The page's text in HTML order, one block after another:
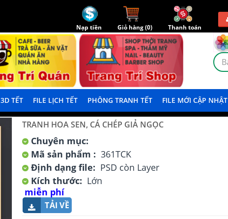
Nạp tiền Giỏ hàng (0) Thanh toán
3D TẾT FILE LỊCH TẾT PHÔNG TRANH TẾT FILE MỚI CẬP NHẬT
TRANH HOA SEN, CÁ CHÉP GIẢ NGỌC
Chuyên mục:
Mã sản phẩm : 361TCK
Định dạng file: PSD còn Layer
Kích thước: Lớn
miễn phí
TẢI VỀ